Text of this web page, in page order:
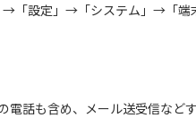
「設定」→「システム」→「端
話も含め、メール送受信など